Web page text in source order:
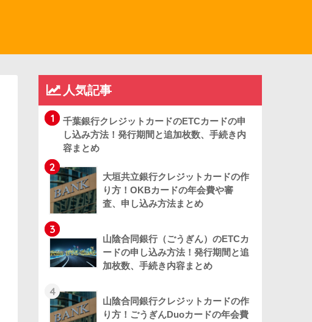
人気記事
1
千葉銀行クレジットカードのETCカードの申
し込み方法！発行期間と追加枚数、手続き内
容まとめ
2
大垣共立銀行クレジットカードの作
り方！OKBカードの年会費や審
査、申し込み方法まとめ
3
山陰合同銀行（ごうぎん）のETCカ
ードの申し込み方法！発行期間と追
加枚数、手続き内容まとめ
4
山陰合同銀行クレジットカードの作
り方！ごうぎんDuoカードの年会費